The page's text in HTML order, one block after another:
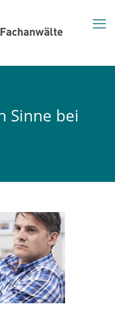
Sinne bei